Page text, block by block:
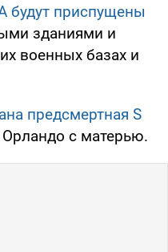
будут приспущены
зданиями и
военных базах и
предсмертная S
Орландо с матерью.